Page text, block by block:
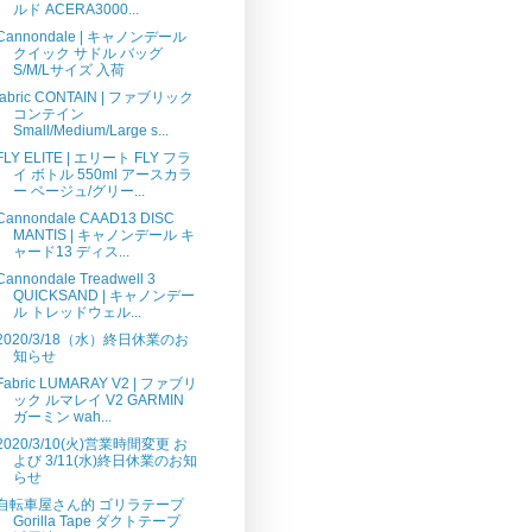
ルド ACERA3000...
| キャノンデール
クイック サドル バッグ
S/M/Lサイズ 入荷
CONTAIN | ファブリック
コンテイン
Small/Medium/Large s...
ELITE | エリート FLY フラ
イ ボトル 550ml アースカラ
ー ベージュ/グリー...
CAAD13 DISC
MANTIS | キャノンデール キ
ャード13 ディス...
Treadwell 3
QUICKSAND | キャノンデー
ル トレッドウェル...
3/18（水）終日休業のお
知らせ
LUMARAY V2 | ファブリ
ック ルマレイ V2 GARMIN
ガーミン wah...
3/10(火)営業時間変更 お
よび 3/11(水)終日休業のお知
らせ
転車屋さん的 ゴリラテープ
Gorilla Tape ダクトテープ